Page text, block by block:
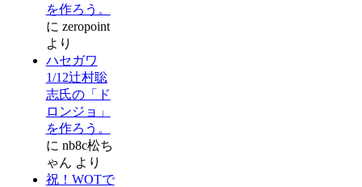
を作ろう。
に zeropoint
より
ハセガワ
1/12辻村聡
志氏の「ド
ロンジョ」
を作ろう。
に nb8c松ち
ゃん より
祝！WOTで